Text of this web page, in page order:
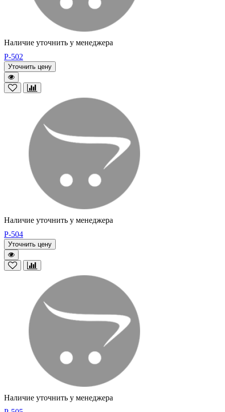
Наличие уточнить у менеджера
P-502
Уточнить цену
Наличие уточнить у менеджера
P-504
Уточнить цену
Наличие уточнить у менеджера